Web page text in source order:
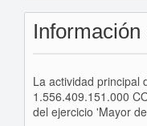
La actividad principal
1.556.409.151.000
del ejercicio 'Mayor